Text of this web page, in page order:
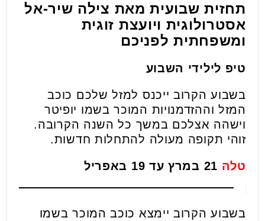
תחזית שבועית מאת צילה שיר-אל
אסטרולוגית ויועצת זוגית
ומשפחתית לפניכם
טיפ לילידי השבוע
בשבוע הקרוב ייכנס למזל שלכם כוכב
המזל וההזדמנויות המוכר בשמו יופיטר
וישהה אצלכם במשך כל השנה הקרובה.
זוהי תקופה מעולה להתחלות חדשות.
טלה
בשבוע הקרוב יימצא כוכב המוכר בשמו